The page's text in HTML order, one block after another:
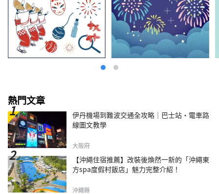
熱門文章
伊丹機場到難波交通全攻略｜巴士站・電車路
線圖文教學
大阪府
【沖繩住宿推薦】改裝後煥然一新的「沖繩東
方spa度假村飯店」魅力完整介紹！
沖繩縣